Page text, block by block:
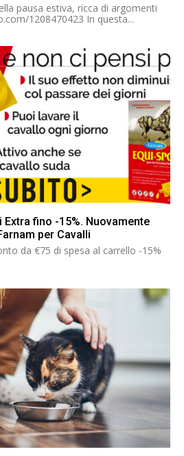
pausa estiva, ricca di argomenti
interessanti https://vimeo.com/1208470423 In questa...
fino -15%. Nuovamente
per Cavalli
da €75 di spesa al carrello -15%